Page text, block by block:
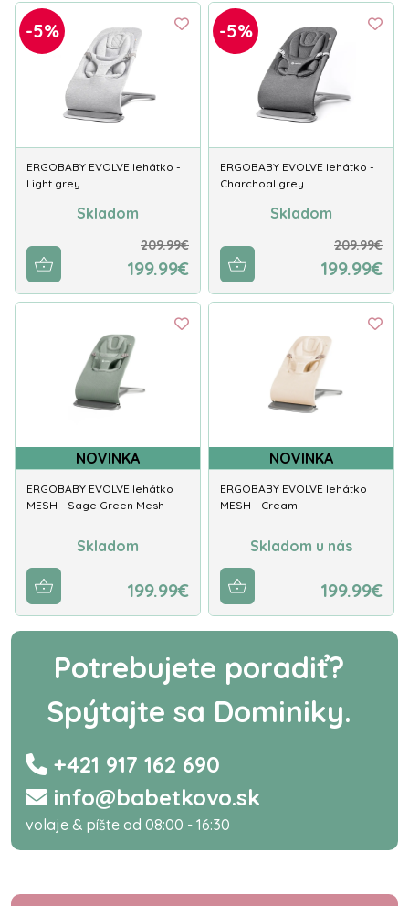
-5%
ERGOBABY EVOLVE lehátko -
Light grey
Skladom
209.99€
199.99€
-5%
ERGOBABY EVOLVE lehátko -
Charchoal grey
Skladom
209.99€
199.99€
NOVINKA
ERGOBABY EVOLVE lehátko
MESH - Sage Green Mesh
Skladom
199.99€
NOVINKA
ERGOBABY EVOLVE lehátko
MESH - Cream
Skladom u nás
199.99€
Potrebujete poradiť?
Spýtajte sa Dominiky.
+421 917 162 690
info@babetkovo.sk
volaje & píšte od 08:00 - 16:30